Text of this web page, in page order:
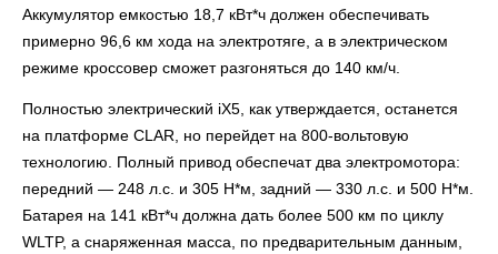
Аккумулятор емкостью 18,7 кВт*ч должен обеспечивать
примерно 96,6 км хода на электротяге, а в электрическом
режиме кроссовер сможет разгоняться до 140 км/ч.
Полностью электрический iX5, как утверждается, останется
на платформе CLAR, но перейдет на 800-вольтовую
технологию. Полный привод обеспечат два электромотора:
передний — 248 л.с. и 305 Н*м, задний — 330 л.с. и 500 Н*м.
Батарея на 141 кВт*ч должна дать более 500 км по циклу
WLTP, а снаряженная масса, по предварительным данным,